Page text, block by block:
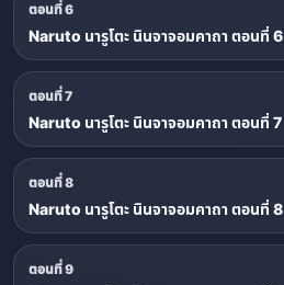
ตอนที่ 6
Naruto นารูโตะ นินจาจอมคาถา ตอนที่ 6
ตอนที่ 7
Naruto นารูโตะ นินจาจอมคาถา ตอนที่ 7
ตอนที่ 8
Naruto นารูโตะ นินจาจอมคาถา ตอนที่ 8
ตอนที่ 9